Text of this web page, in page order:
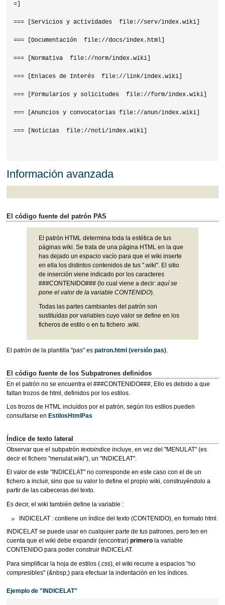
=]
=== [Servicios y actividades  file://serv/index.wiki]
=== [Documentación  file://docs/index.html]
=== [Normativa  file://norm/index.wiki]
=== [Enlaces de Interés  file://link/index.wiki]
=== [Formularios y solicitudes  file://form/index.wiki]
=== [Anuncios y convocatorias file://anun/index.wiki]
=== [Noticias  file://noti/index.wiki]
Información avanzada
El código fuente del patrón PAS
El patrón HTML determina toda la estética de tus
páginas wiki. Se trata de una página HTML en la que
has dejado un espacio vacío para que el wiki inserte
en ella los distintos contenidos de tus ".wiki". El sitio
de inserción viene indicado por los caracteres
###CONTENIDO### (lo cual viene a decir: aquí se
pone el valor de la variable CONTENIDO).
Todas las partes cambiantes del patrón son
sustituídas por variables cuyo valor se define en los
ficheros de estilo o en tu fichero .wiki.
El patrón de la plantilla "pas" es patron.html (versión pas).
El código fuente de los Subpatrones definidos
En el patrón no se encuentra el ###CONTENIDO###, Ello es debido a que
faltan trozos de html, definidos por los estilos.
Los trozos de HTML incluídos por el patrón, según los estilos pueden
consultarse en EstilosHtmlPas
Índice de texto lateral
Observar que el subpatrón textoindiceincluye, en vez del "MENULAT" (es
decir el fichero "menulat.wiki"), un "INDICELAT".
El valor de este "INDICELAT" no corresponde en este caso con el de un
fichero a incluir, sino que su valor lo define el propio wiki, construyéndolo a
partir de las cabeceras del texto.
Es decir, el wiki también define la variable :
INDICELAT : contiene un índice del texto (CONTENIDO), en formato html.
INDICELAT se puede usar en cualquier parte de tus patrones, pero ten en
cuenta que el wiki debe expandir (encontrar) primerola variable
CONTENIDO para poder construir INDICELAT.
Para simplificar la hoja de estilos (.css), el wiki recurre a espacios "no
compresibles" (&nbsp;) para efectuar la indentación en los índices.
Ejemplo de "INDICELAT"